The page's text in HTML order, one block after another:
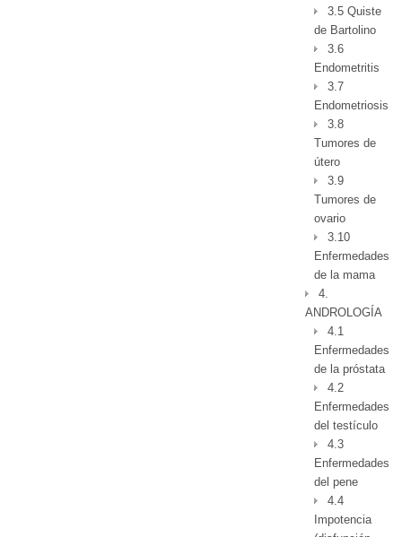
3.5 Quiste
de Bartolino
3.6
Endometritis
3.7
Endometriosis
3.8
Tumores de
útero
3.9
Tumores de
ovario
3.10
Enfermedades
de la mama
4.
ANDROLOGÍA
4.1
Enfermedades
de la próstata
4.2
Enfermedades
del testículo
4.3
Enfermedades
del pene
4.4
Impotencia